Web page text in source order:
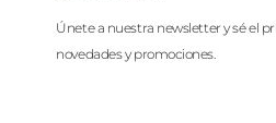
Únete a nuestra newsletter y sé el
novedades y promociones.